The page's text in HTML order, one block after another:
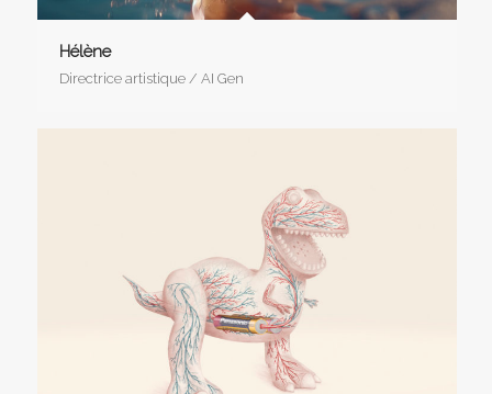
Hélène
Directrice artistique / AI Gen